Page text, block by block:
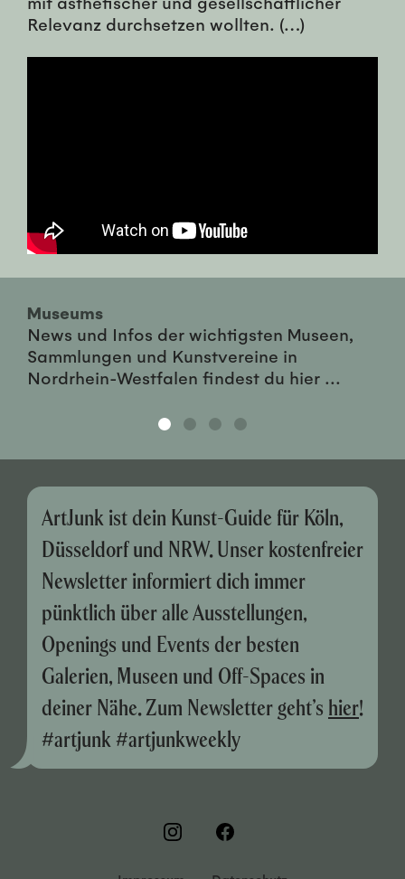
Relevanz durchsetzen wollten. (…)
Museums
News und Infos der wichtigsten Museen,
Sammlungen und Kunstvereine in
Nordrhein-Westfalen findest du hier ...
ArtJunk ist dein Kunst-Guide für Köln,
Düsseldorf und NRW. Unser kostenfreier
Newsletter informiert dich immer
pünktlich über alle Ausstellungen,
Openings und Events der besten
Galerien, Museen und Off-Spaces in
deiner Nähe. Zum Newsletter geht’s hier!
#artjunk #artjunkweekly